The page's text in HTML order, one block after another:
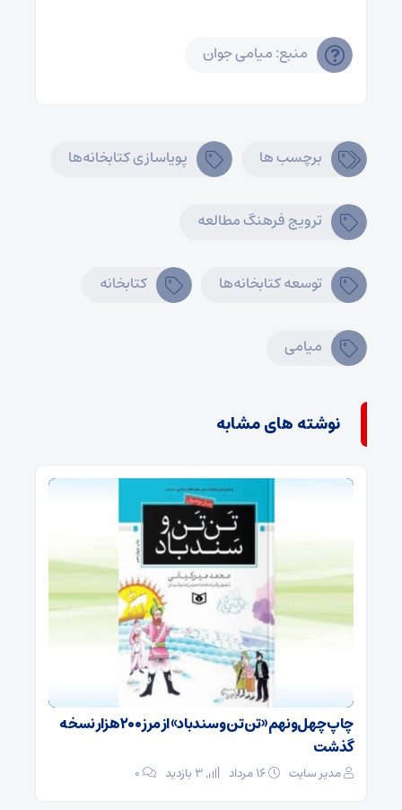
منبع: میامی جوان
برچسب ها پویاسازی کتابخانه‌ها
ترویج فرهنگ مطالعه
توسعه کتابخانه‌ها کتابخانه
میامی
نوشته های مشابه
چاپ چهل‌ونهم «تن‌تن و سندباد» از مرز ۲۰۰ هزار نسخه
گذشت
مدیر سایت ۰